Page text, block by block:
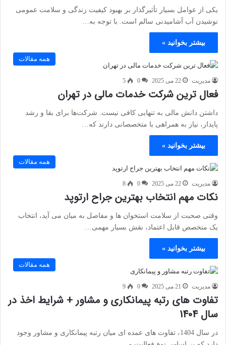
یکی از عوامل بسیار تأثیرگذار بر بهبود کیفیت زندگی و سلامت عمومی
نوشیدن آب آشامیدنی سالم است. با توجه به…
بیشتر بخوانید »
همه مقالات
مدیریت 22 می 2025 0
5
فعال‌ ترین شرکت خدمات مالی در تهران
داشتن دانش مالی به تنهایی کافی نیست. شرکت‌ها برای بقا و رشد
پایدار، نیاز به همراهی با متخصصانی دارند که…
بیشتر بخوانید »
همه مقالات
مدیریت 22 می 2025 0
8
نکات مهم انتخاب بهترین جراح ارتوپد
وقتی صحبت از سلامت استخوان ‌ها و مفاصل به میان می ‌آید، انتخاب
یک متخصص قابل اعتماد، نقش بسیار مهمی…
بیشتر بخوانید »
همه مقالات
مدیریت 21 می 2025 0
9
تفاوت های رتبه پیمانکاری و مشاور + شرایط اخذ در
سال 1404
در سال 1404، تفاوت‌ های عمده‌ ای میان رتبه پیمانکاری و مشاور وجود